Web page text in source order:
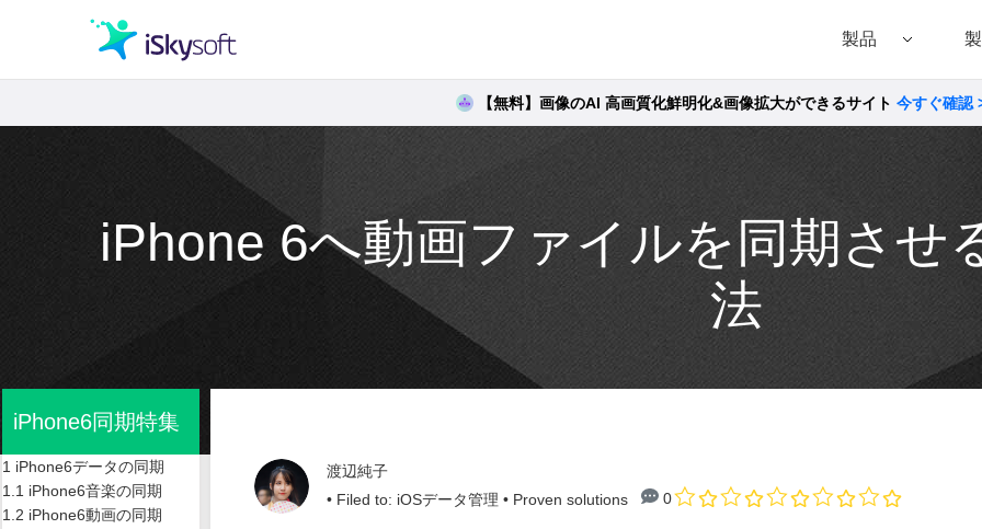
製品
クリエイティビティ
オフィス効率化
ユーティリティ
Filmora（フィモーラ）
• Filmora for Windows
• Filmora for Mac
UniConverter(スーパーメディア変
• UniConverter for Windows
• UniConverter for Mac
•
【無料】画像のAI 高画質化鮮明化&画像拡大ができるサイト 今すぐ確認
iPhone 6へ動画ファイルを同期させ
法
渡辺純子
• Filed to: iOSデータ管理 • Proven solutions 0
iPhone6同期特集
1 iPhone6データの同期
1.1 iPhone6音楽の同期
1.2 iPhone6動画の同期